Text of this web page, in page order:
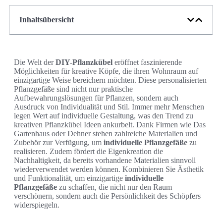
Inhaltsübersicht
Die Welt derDIY-Pflanzkübel eröffnet faszinierende
Möglichkeiten für kreative Köpfe, die ihren Wohnraum auf
einzigartige Weise bereichern möchten. Diese personalisierten
Pflanzgefäße sind nicht nur praktische
Aufbewahrungslösungen für Pflanzen, sondern auch
Ausdruck von Individualität und Stil. Immer mehr Menschen
legen Wert auf individuelle Gestaltung, was den Trend zu
kreativen Pflanzkübel Ideen ankurbelt. Dank Firmen wie Das
Gartenhaus oder Dehner stehen zahlreiche Materialien und
Zubehör zur Verfügung, um individuelle Pflanzgefäße zu
realisieren. Zudem fördert die Eigenkreation die
Nachhaltigkeit, da bereits vorhandene Materialien sinnvoll
wiederverwendet werden können. Kombinieren Sie Ästhetik
und Funktionalität, um einzigartige individuelle
Pflanzgefäße zu schaffen, die nicht nur den Raum
verschönern, sondern auch die Persönlichkeit des Schöpfers
widerspiegeln.